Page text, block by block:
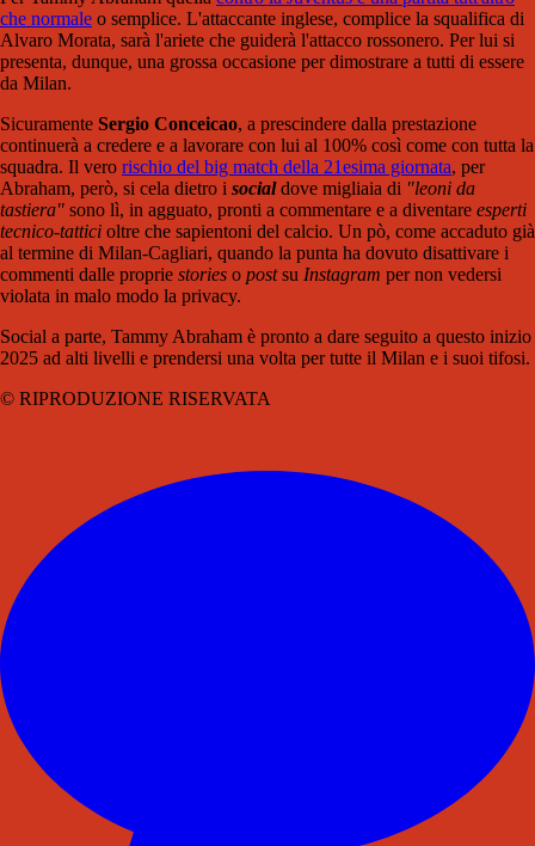
che normale o semplice. L'attaccante inglese, complice la squalifica di
Alvaro Morata, sarà l'ariete che guiderà l'attacco rossonero. Per lui si
presenta, dunque, una grossa occasione per dimostrare a tutti di essere
da Milan.
Sicuramente Sergio Conceicao, a prescindere dalla prestazione
continuerà a credere e a lavorare con lui al 100% così come con tutta la
squadra. Il vero rischio del big match della 21esima giornata, per
Abraham, però, si cela dietro i socialdove migliaia di "leoni da
tastiera" sono lì, in agguato, pronti a commentare e a diventare esperti
tecnico-tattici oltre che sapientoni del calcio. Un pò, come accaduto già
al termine di Milan-Cagliari, quando la punta ha dovuto disattivare i
commenti dalle proprie stories o postsu Instagram per non vedersi
violata in malo modo la privacy.
Social a parte, Tammy Abraham è pronto a dare seguito a questo inizio
2025 ad alti livelli e prendersi una volta per tutte il Milan e i suoi tifosi.
© RIPRODUZIONE RISERVATA